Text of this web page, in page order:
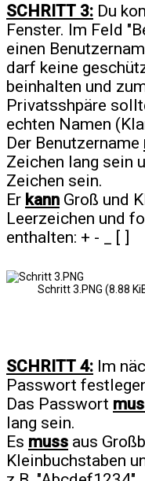
SCHRITT 3: Du
Fenster. Im Feld
einen
darf keine
beinhalten und
Privatsshpäre
echten Namen
Der Benutzername
Zeichen lang sein
Zeichen sein.
Er kann Groß und
Leerzeichen und
enthalten: + - _ [ ]
Schritt 3.PNG (8.88
SCHRITT 4: Im
Passwort
Das Passwort
lang sein.
Es muss aus
Kleinbuchstaben